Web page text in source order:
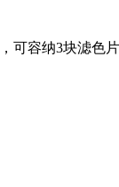
可容纳3块滤色片